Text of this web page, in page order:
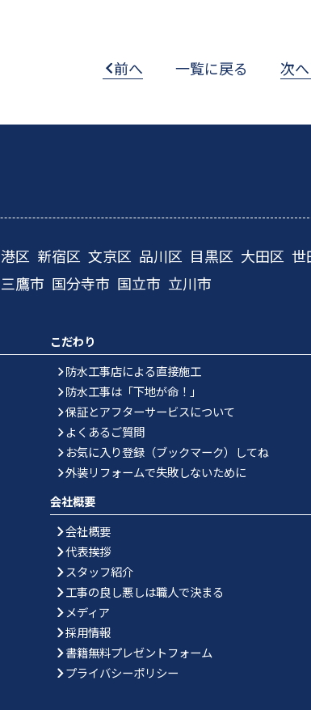
前へ 一覧に戻る 次へ
港区 新宿区 文京区 品川区 目黒区 大田区 世
三鷹市 国分寺市 国立市 立川市
こだわり
防水工事店による直接施工
防水工事は「下地が命！」
保証とアフターサービスについて
よくあるご質問
お気に入り登録（ブックマーク）してね
外装リフォームで失敗しないために
会社概要
会社概要
代表挨拶
スタッフ紹介
工事の良し悪しは職人で決まる
メディア
採用情報
書籍無料プレゼントフォーム
プライバシーポリシー